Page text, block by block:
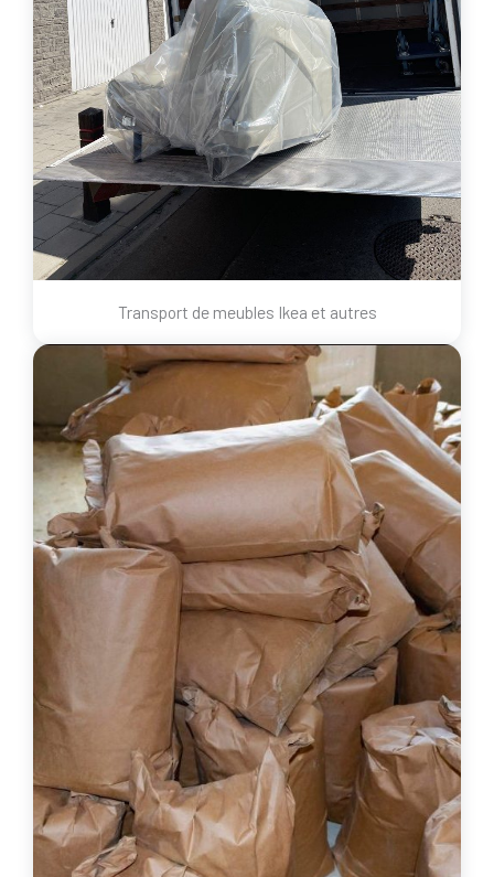
Transport de meubles Ikea et autres